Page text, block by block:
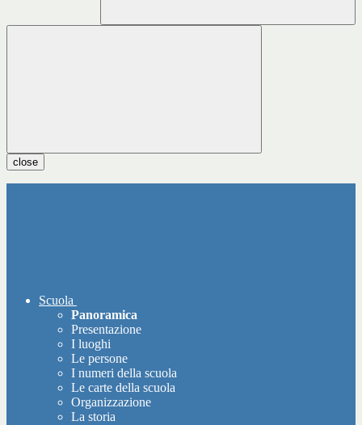
close
Scuola
Panoramica
Presentazione
I luoghi
Le persone
I numeri della scuola
Le carte della scuola
Organizzazione
La storia